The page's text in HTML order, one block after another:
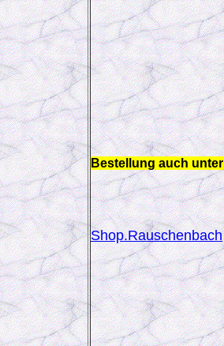
Bestellung auch unter
Shop.Rauschenbach